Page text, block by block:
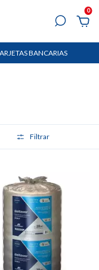
0
BANCARIAS
Filtrar